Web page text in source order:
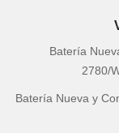
Batería
2780/
Batería Nueva y